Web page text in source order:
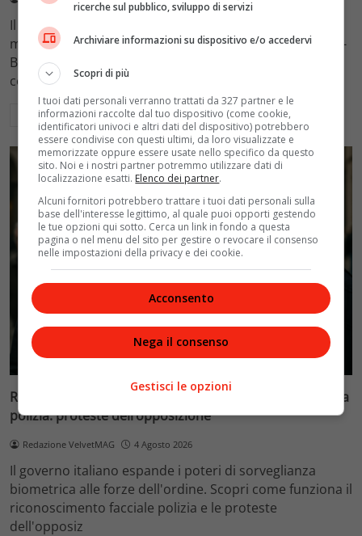
Il Tribunale di Roma ha fissato l'assegno di
mantenimento figli a 10.900 euro mensili nel caso Totti-
Blasi, respingendo la richiesta di 20mila euro della
conduttrice.
Leggi di più
Politica
Riconoscimento facciale, il governo accelera i poteri alla
polizia: proteste dell’opposizione
Redazione VelvetMAG 4 Agosto 2026
Il governo italiano espande i poteri di sorveglianza
biometrica alle forze dell'ordine. Scopri come funziona il
riconoscimento facciale polizia e le proteste
dell'opposiz
ricerche sul pubblico, sviluppo di servizi
Archiviare informazioni su dispositivo e/o accedervi
Scopri di più
I tuoi dati personali verranno trattati da 327 partner e le
informazioni raccolte dal tuo dispositivo (come cookie,
identificatori univoci e altri dati del dispositivo) potrebbero
essere condivise con questi ultimi, da loro visualizzate e
memorizzate oppure essere usate nello specifico da questo
sito. Noi e i nostri partner potremmo utilizzare dati di
localizzazione esatti. Elenco dei partner.
Alcuni fornitori potrebbero trattare i tuoi dati personali sulla
base dell'interesse legittimo, al quale puoi opporti gestendo
le tue opzioni qui sotto. Cerca un link in fondo a questa
pagina o nel menu del sito per gestire o revocare il consenso
nelle impostazioni della privacy e dei cookie.
Acconsento
Nega il consenso
Gestisci le opzioni